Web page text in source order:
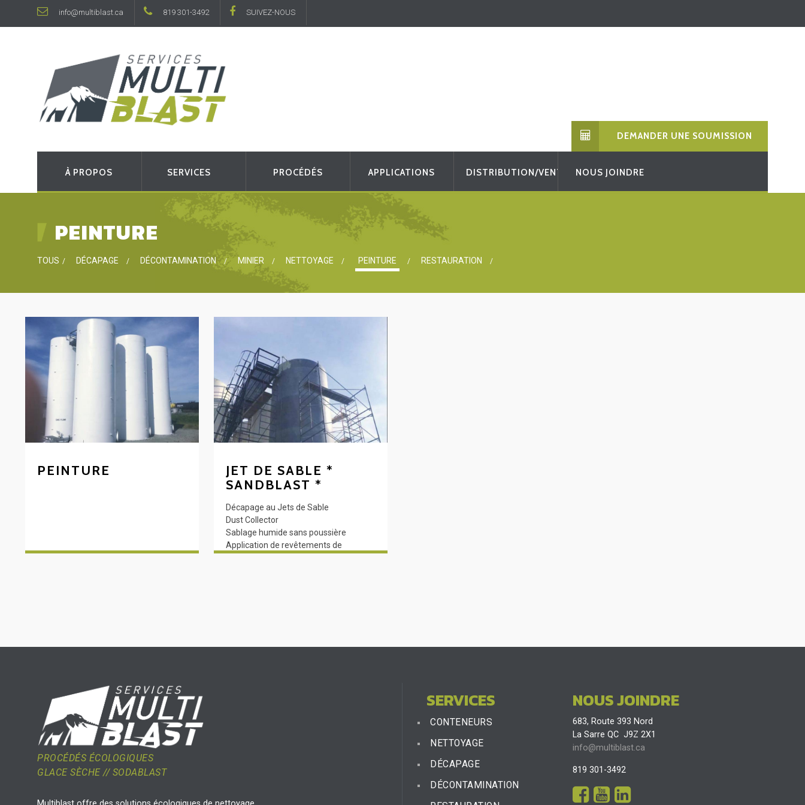
info@multiblast.ca 819 301-3492 SUIVEZ-NOUS
DEMANDER UNE SOUMISSION
À PROPOS SERVICES PROCÉDÉS APPLICATIONS DISTRIBUTION/VENTE NOUS JOINDRE
PEINTURE
TOUS DÉCAPAGE DÉCONTAMINATION MINIER NETTOYAGE PEINTURE RESTAURATION
PEINTURE
JET DE SABLE *
SANDBLAST *
Décapage au Jets de Sable
Dust Collector
Sablage humide sans poussière
Application de revêtements de
PROCÉDÉS ÉCOLOGIQUES
GLACE SÈCHE // SODABLAST
SERVICES
CONTENEURS
NETTOYAGE
DÉCAPAGE
DÉCONTAMINATION
NOUS JOINDRE
683, Route 393 Nord
La Sarre QC J9Z 2X1
info@multiblast.ca
819 301-3492